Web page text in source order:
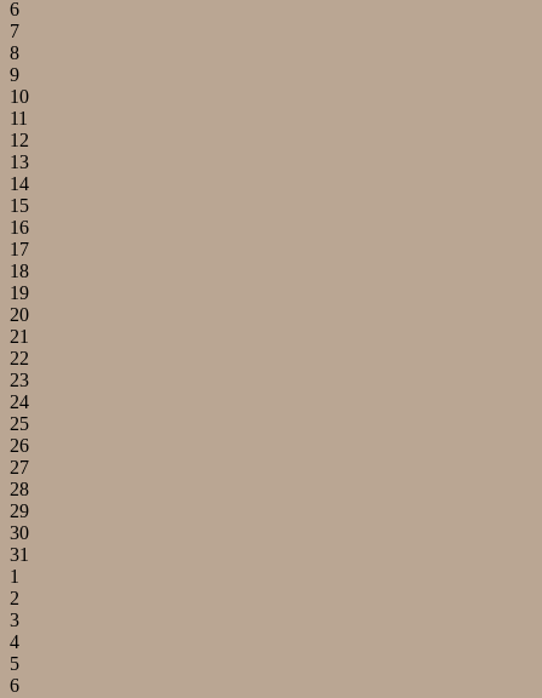
6
7
8
9
10
11
12
13
14
15
16
17
18
19
20
21
22
23
24
25
26
27
28
29
30
31
1
2
3
4
5
6